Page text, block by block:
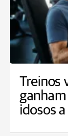
Treinos
idosos